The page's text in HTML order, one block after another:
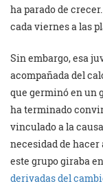
ha parado de
cada viernes a las
Sin embargo, esa
acompañada del
que germinó en un
ha terminado
vinculado a la
necesidad de
este grupo giraba
derivadas del